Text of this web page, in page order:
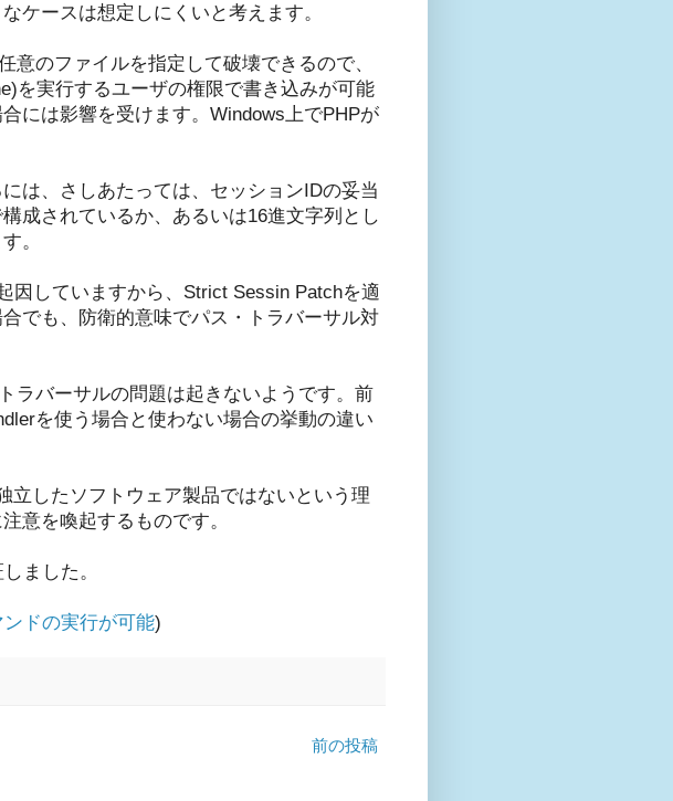
ケースは想定しにくいと考えます。
のファイルを指定して破壊できるので、
を実行するユーザの権限で書き込みが可能
には影響を受けます。Windows上でPHPが
は、さしあたっては、セッションIDの妥当
成されているか、あるいは16進文字列とし
。
因していますから、Strict Sessin Patchを適
でも、防衛的意味でパス・トラバーサル対
ラバーサルの問題は起きないようです。前
を使う場合と使わない場合の挙動の違い
立したソフトウェア製品ではないという理
意を喚起するものです。
ました。
ドの実行が可能)
前の投稿